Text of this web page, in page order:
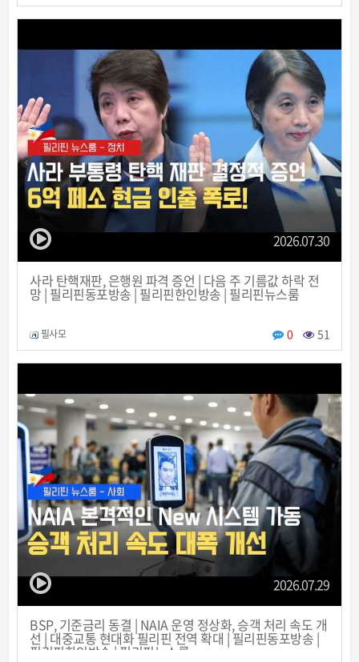
2026.07.30
사라 탄핵재판, 은행원 파격 증언 | 다음 주 기름값 하락 전
망 | 필리핀동포방송 | 필리핀한인방송 | 필리핀뉴스룸
필사모 0 51
2026.07.29
BSP, 기준금리 동결 | NAIA 운영 정상화, 승객 처리 속도 개
선 | 대중교통 현대화 필리핀 전역 확대 | 필리핀동포방송 |
필리핀한인방송 | 필리핀뉴스룸